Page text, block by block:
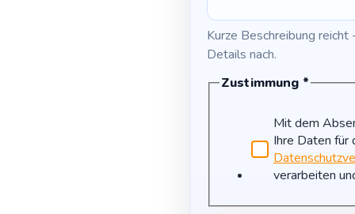
Kurze Beschreibung
Details nach.
Zustimmung *
Mit dem
Ihre Daten für
verarbeiten